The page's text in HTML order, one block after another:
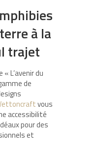
à la
trajet
L’avenir du
de
vous
accessibilité
pour des
et